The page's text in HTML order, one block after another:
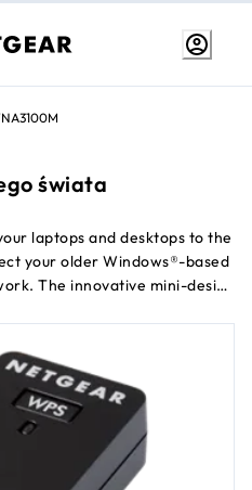
świata
laptops and desktops to the
your older Windows®-based
The innovative mini-design